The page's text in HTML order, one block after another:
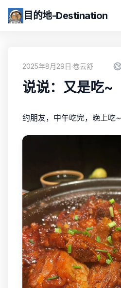
目的地-Destination
2025年8月29日·卷云舒
说说：又是吃~
约朋友，中午吃完，晚上吃~